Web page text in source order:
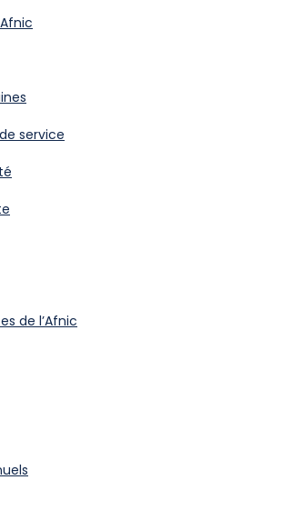
service
de l’Afnic